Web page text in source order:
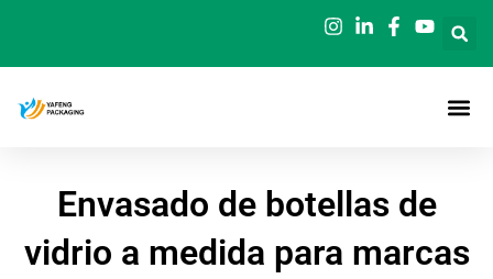
contenido
Envasado de botellas de
vidrio a medida para marcas